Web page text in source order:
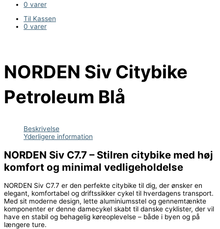
0 varer
Til Kassen
0 varer
NORDEN Siv Citybike
Petroleum Blå
Beskrivelse
Yderligere information
NORDEN Siv C7.7 – Stilren citybike med høj
komfort og minimal vedligeholdelse
NORDEN Siv C7.7 er den perfekte citybike til dig, der ønsker en
elegant, komfortabel og driftssikker cykel til hverdagens transport.
Med sit moderne design, lette aluminiumsstel og gennemtænkte
komponenter er denne damecykel skabt til danske cyklister, der vil
have en stabil og behagelig køreoplevelse – både i byen og på
længere ture.